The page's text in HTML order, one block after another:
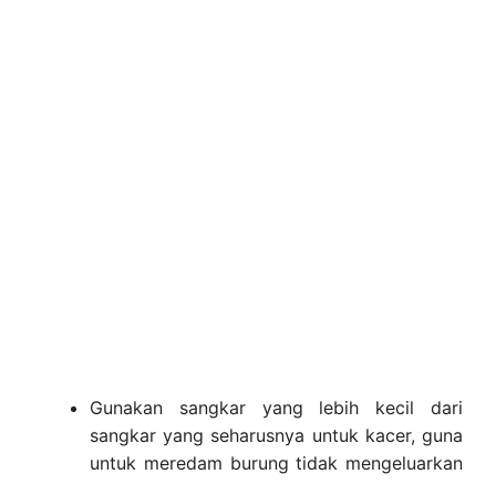
Gunakan sangkar yang lebih kecil dari
sangkar yang seharusnya untuk kacer, guna
untuk meredam burung tidak mengeluarkan